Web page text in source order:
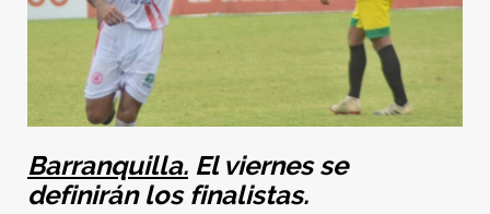
Barranquilla. El viernes se
definirán los finalistas.